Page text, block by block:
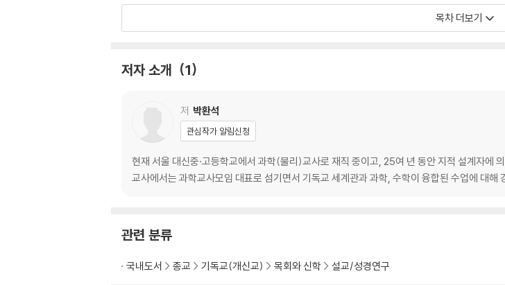
4. 프랙탈과 자연 속 프랙탈의 일치
6. 허수와 양자역학적 물리세계와의 일치
7. 리만 기하학과 실제로 휘어진 우주 공간과의 일치
8. 매듭이론과 DNA 매듭 풀기와의 일치
9. 2차 곡선과 물체의 운동과의 일치
10. 미분과 운동의 변화율과 일치
3장 수학의 신비에 대한 창조론적 이해
1. 수학의 신비와 천지창조와의 관계
2. 수학은 발견이다
목차 더보기
저자 소개 1
저 박환석
관심작가 알림신청
현재 서울 대신중·고등학교에서 과학(물리)교사로 재직 중이고, 25여 년 동안 지적 설계자에
교사에서는 과학교사모임 대표로 섬기면서 기독교 세계관과 과학, 수학이 융합된 수업에 대해
관련 분류
국내도서 종교 기독교(개신교) 목회와 신학 설교/성경연구